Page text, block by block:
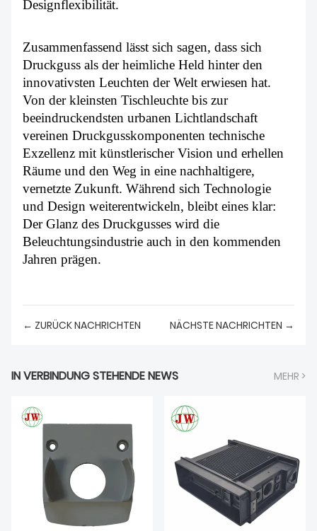
Designflexibilität.
Zusammenfassend lässt sich sagen, dass sich
Druckguss als der heimliche Held hinter den
innovativsten Leuchten der Welt erwiesen hat.
Von der kleinsten Tischleuchte bis zur
beeindruckendsten urbanen Lichtlandschaft
vereinen Druckgusskomponenten technische
Exzellenz mit künstlerischer Vision und erhellen
Räume und den Weg in eine nachhaltigere,
vernetzte Zukunft. Während sich Technologie
und Design weiterentwickeln, bleibt eines klar:
Der Glanz des Druckgusses wird die
Beleuchtungsindustrie auch in den kommenden
Jahren prägen.
← ZURÜCK NACHRICHTEN NÄCHSTE NACHRICHTEN →
IN VERBINDUNG STEHENDE NEWS MEHR >